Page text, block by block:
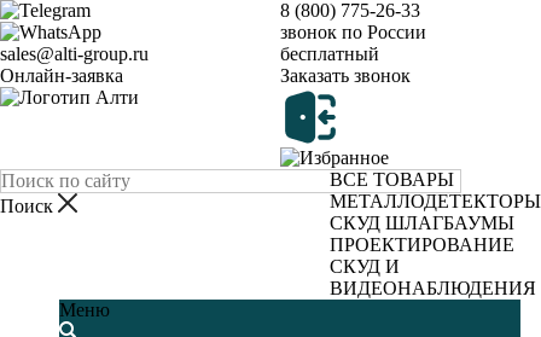
sales@alti-group.ru
Онлайн-заявка
8 (800) 775-26-33
звонок по России
бесплатный
Заказать звонок
ВСЕ ТОВАРЫ
МЕТАЛЛОДЕТЕКТОРЫ
СКУД ШЛАГБАУМЫ
ПРОЕКТИРОВАНИЕ
СКУД И
ВИДЕОНАБЛЮДЕНИЯ
Меню